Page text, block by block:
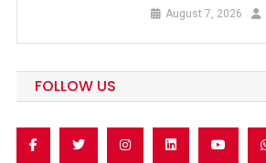
August 7, 2026
FOLLOW US